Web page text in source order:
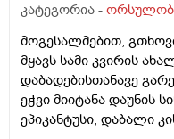
კატეგორია -
მოგესალმებით,
მყავს სამი კვირის
დაბადებისთანავე
ეჭვი მიიტანა დაუნის
ეპიკანტუსი, დაბალი